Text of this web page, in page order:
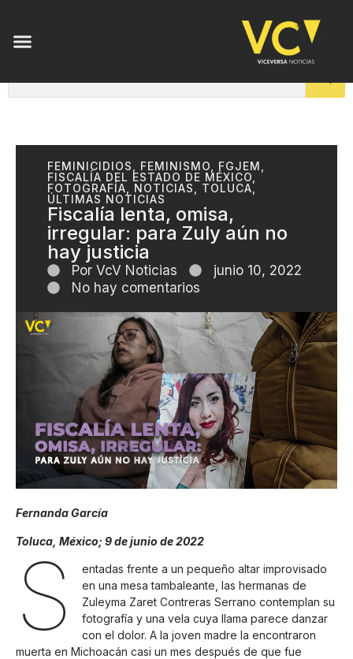
FEMINICIDIOS FEMINISMO FGJEM
FISCALÍA DEL ESTADO DE MÉXICO
FOTOGRAFÍA
NOTICIAS TOLUCA,
ÚLTIMAS NOTICIAS
Fiscalía lenta, omisa,
irregular: para Zuly aún no
hay justicia
Por VcV Noticias
junio 10, 2022
No hay comentarios
Fernanda García
Toluca, México; 9 de junio de 2022
S
entadas frente a un pequeño altar improvisado
en una mesa tambaleante, las hermanas de
Zuleyma Zaret Contreras Serrano contemplan su
fotografía y una vela cuya llama parece danzar
con el dolor. A la joven madre la encontraron
muerta en Michoacán casi un mes después de que fue